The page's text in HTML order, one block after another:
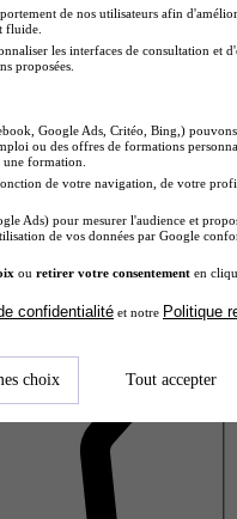
de nos utilisateurs afin
fluide.
les interfaces de consultation et
proposées.
Google Ads, Critéo, Bing,)
ou des offres de formations
formation.
de votre navigation, de votre
Ads) pour mesurer l'audience et
de vos données par Google
ou retirer votre consentement en
confidentialité et notre Politique
choix Tout accepter